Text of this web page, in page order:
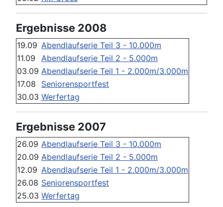
Ergebnisse 2008
19.09 Abendlaufserie Teil 3 - 10.000m
11.09
Abendlaufserie Teil 2 - 5.000m
03.09 Abendlaufserie Teil 1 - 2.000m/3.000m
17.08
Seniorensportfest
30.03 Werfertag
Ergebnisse 2007
26.09 Abendlaufserie Teil 3 - 10.000m
20.09 Abendlaufserie Teil 2 - 5.000m
12.09 Abendlaufserie Teil 1 - 2.000m/3.000m
26.08 Seniorensportfest
25.03 Werfertag